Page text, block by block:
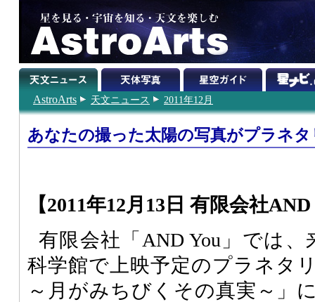
AstroArts 天文ニュース 2011年12月
あなたの撮った太陽の写真がプラネ
【2011年12月13日 有限会社
有限会社「AND You」では
科学館で上映予定のプラネタ
～月がみちびくその真実～」